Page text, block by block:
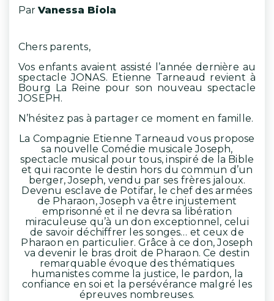
Par Vanessa Biola
Chers parents,
Vos enfants avaient assisté l’année dernière au
spectacle JONAS. Etienne Tarneaud revient à
Bourg La Reine pour son nouveau spectacle
JOSEPH.
N’hésitez pas à partager ce moment en famille.
La Compagnie Etienne Tarneaud vous propose
sa nouvelle Comédie musicale Joseph,
spectacle musical pour tous, inspiré de la Bible
et qui raconte le destin hors du commun d’un
berger, Joseph, vendu par ses frères jaloux.
Devenu esclave de Potifar, le chef des armées
de Pharaon, Joseph va être injustement
emprisonné et il ne devra sa libération
miraculeuse qu’à un don exceptionnel, celui
de savoir déchiffrer les songes… et ceux de
Pharaon en particulier. Grâce à ce don, Joseph
va devenir le bras droit de Pharaon. Ce destin
remarquable évoque des thématiques
humanistes comme la justice, le pardon, la
confiance en soi et la persévérance malgré les
épreuves nombreuses.